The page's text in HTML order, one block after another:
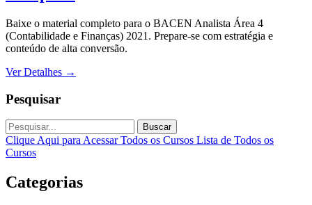
Baixe o material completo para o BACEN Analista Área 4
(Contabilidade e Finanças) 2021. Prepare-se com estratégia e
conteúdo de alta conversão.
Ver Detalhes →
Pesquisar
Buscar
Clique Aqui para Acessar Todos os Cursos Lista de Todos os
Cursos
Categorias